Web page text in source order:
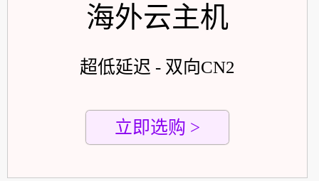
海外云主机
超低延迟 - 双向CN2
立即选购 >